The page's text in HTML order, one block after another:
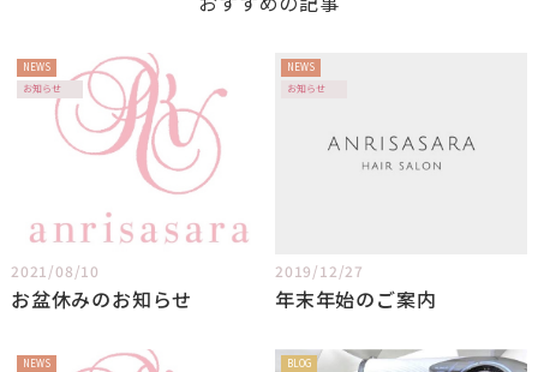
NEWS
お知らせ
2021/08/10
お盆休みのお知らせ
NEWS
お知らせ
2019/12/27
年末年始のご案内
NEWS
BLOG